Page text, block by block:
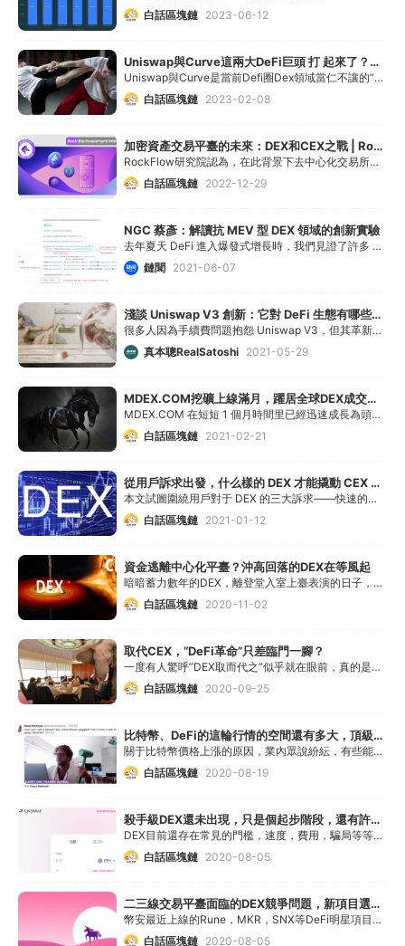
白話區塊鏈 2023-06-12
Uniswap與Curve這兩大DeFi巨頭 打 起來了？你更看好誰？
Uniswap與Curve是當前Defi圈Dex領域當仁不讓的“雙寡頭”，那到底究竟是一山不容二虎，還是會像絕大多數傳統領域維系這樣的雙寡頭局面？
白話區塊鏈 2023-02-08
加密資產交易平臺的未來：DEX和CEX之戰 | RockFlow獨家
RockFlow研究院認為，在此背景下去中心化交易所（DEX）將迎來其發展的突破點。DEX雖然發展還不夠成熟，但由于能避開CEX巨大的中心化風險，將成為未來交易所的大趨勢。
白話區塊鏈 2022-12-29
NGC 蔡彥：解讀抗 MEV 型 DEX 領域的創新實驗
去年夏天 DeFi 進入爆發式增長時，我們見證了許多 DEX 聚合器，如 1inch、 Matcha、 ParaSwap 等，它們在我們的日常交易生活中發揮了重要作用
鏈聞 2021-06-07
淺談 Uniswap V3 創新：它對 DeFi 生態有哪些影響？
很多人因為手續費問題抱怨 Uniswap V3，但其革新之處在于資本效率幾何級數的增加。
真本聰RealSatoshi 2021-05-29
MDEX.COM挖礦上線滿月，躍居全球DEX成交量榜首，超Uniswap2倍
MDEX.COM 在短短 1 個月時間里已經迅速成長為頭部 DEX，交易量更是 Uniswap 的 2 倍多。MDEX.COM 已經是全球成交量最大的 DEX
白話區塊鏈 2021-02-21
從用戶訴求出發，什么樣的 DEX 才能撬動 CEX 的未來？
本文試圖圍繞用戶對于 DEX 的三大訴求——快速的交易、最低的成本、最優的價格，來分析什么樣的 DEX 才能撬動 CEX 的未來？因為很顯然的是，現階段下的 DEX 與用戶的這
白話區塊鏈 2021-01-12
資金逃離中心化平臺？沖高回落的DEX在等風起
暗暗蓄力數年的DEX，離登堂入室上臺表演的日子，應該不遠了
白話區塊鏈 2020-11-02
取代CEX，“DeFi革命”只差臨門一腳？
一度有人驚呼”DEX取而代之”似乎就在眼前，真的是這樣嘛？我們來看看頭部交易平臺們怎么說
白話區塊鏈 2020-09-25
比特幣、DeFi的這輪行情的空間還有多大，頂級“玩家”們是怎么看的？
關于比特幣價格上漲的原因，業內眾說紛紜，有些能夠令人信服，有些則不然......
白話區塊鏈 2020-08-19
殺手級DEX還未出現，只是個起步階段，還有許許多多的問題
DEX目前還存在常見的門檻，速度，費用，騙局等等問題
白話區塊鏈 2020-08-05
二三線交易平臺面臨的DEX競爭問題，新項目選擇DEX首發是更好的選則？
幣安最近上線的Rune，MKR，SNX等DeFi明星項目，也已經在DEX完成了充分的價值
白話區塊鏈 2020-08-05